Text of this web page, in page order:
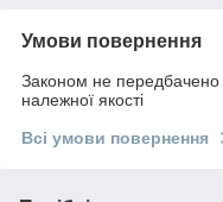
Умови повернення
Законом не передбачено
належної якості
Всі умови повернення